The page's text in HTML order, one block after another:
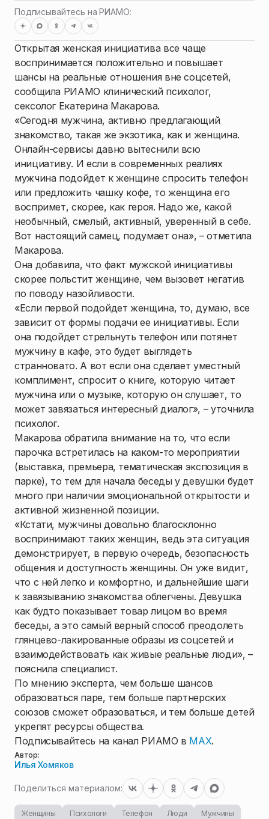
Подписывайтесь на РИАМО:
Открытая женская инициатива все чаще
воспринимается положительно и повышает
шансы на реальные отношения вне соцсетей,
сообщила РИАМО клинический психолог,
сексолог Екатерина Макарова.
«Сегодня мужчина, активно предлагающий
знакомство, такая же экзотика, как и женщина.
Онлайн-сервисы давно вытеснили всю
инициативу. И если в современных реалиях
мужчина подойдет к женщине спросить телефон
или предложить чашку кофе, то женщина его
воспримет, скорее, как героя. Надо же, какой
необычный, смелый, активный, уверенный в себе.
Вот настоящий самец, подумает она», – отметила
Макарова.
Она добавила, что факт мужской инициативы
скорее польстит женщине, чем вызовет негатив
по поводу назойливости.
«Если первой подойдет женщина, то, думаю, все
зависит от формы подачи ее инициативы. Если
она подойдет стрельнуть телефон или потянет
мужчину в кафе, это будет выглядеть
странновато. А вот если она сделает уместный
комплимент, спросит о книге, которую читает
мужчина или о музыке, которую он слушает, то
может завязаться интересный диалог», – уточнила
психолог.
Макарова обратила внимание на то, что если
парочка встретилась на каком-то мероприятии
(выставка, премьера, тематическая экспозиция в
парке), то тем для начала беседы у девушки будет
много при наличии эмоциональной открытости и
активной жизненной позиции.
«Кстати, мужчины довольно благосклонно
воспринимают таких женщин, ведь эта ситуация
демонстрирует, в первую очередь, безопасность
общения и доступность женщины. Он уже видит,
что с ней легко и комфортно, и дальнейшие шаги
к завязыванию знакомства облегчены. Девушка
как будто показывает товар лицом во время
беседы, а это самый верный способ преодолеть
глянцево-лакированные образы из соцсетей и
взаимодействовать как живые реальные люди», –
пояснила специалист.
По мнению эксперта, чем больше шансов
образоваться паре, тем больше партнерских
союзов сможет образоваться, и тем больше детей
укрепят ресурсы общества.
Подписывайтесь на канал РИАМО в MAX.
Автор:
Илья Хомяков
Поделиться материалом:
Женщины Психологи Телефон Люди
Мужчины